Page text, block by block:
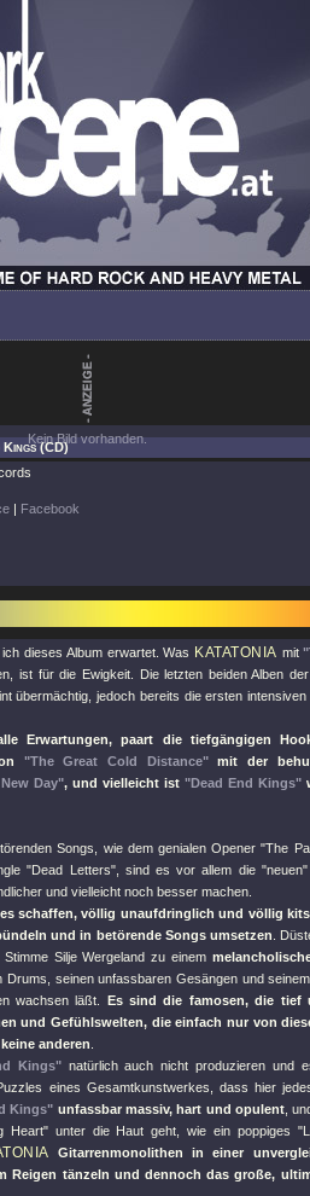
Kein Bild vorhanden.
Kings (CD)
| Facebook
dieses Album erwartet. Was KATATONIA mit
ist für die Ewigkeit. Die letzten beiden Alben
übermächtig, jedoch bereits die ersten
Erwartungen, paart die tiefgängigen
"The Great Cold Distance"mit der
Day", und vielleicht ist "Dead End Kings"
Songs, wie dem genialen Opener"The
"Dead Letters", sind es vor allem die "neuen"
und vielleicht noch besser machen.
schaffen, völlig unaufdringlich und völlig
und in betörende Songs umsetzen .
Stimme Silje Wergeland zu einem
Drums, seinen unfassbaren Gesängen und
wachsen läßt. Es sind die famosen, die tief
und Gefühlswelten, die einfach nur von
anderen
Kings"natürlich auch nicht produzieren und
eines Gesamtkunstwerkes, dass hier
Kings" unfassbar massiv, hart und opulent ,
Heart"unter die Haut geht, wie ein poppiges
Gitarrenmonolithen in einer
Reigen tänzeln und dennoch das große,